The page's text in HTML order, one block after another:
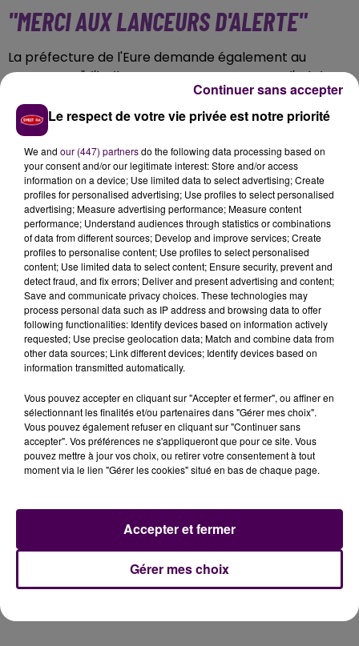
"MERCI AUX LANCEURS D'ALERTE"
La préfecture de l'Eure demande également au
restaurant"d'indiquer aux consommateurs l'origine
"les allergènes à déclaration
obligatoire"présents dans les plats."Les faits
reprochés aux exploitants sont
éloquents et majeurs pour conduire à une telle
décision"réagit sur sa page Facebookle maire de la
commune Jérôme Pasco."Merci aux services de
l’État d’avoir agi avant qu’un drame ne survienne.
Merci aux lanceurs d’alerte(ils se reconnaitront).
Désormais, cette sordide page doit se tourner et ce
lieu revivre comme le souhaite les propriétaires"
poursuit l'élu.
Le respect de votre vie privée est notre priorité
We and our (447) partnersdo the following data processing based on
your consent and/or our legitimate interest: Store and/or access
information on a device; Use limited data to select advertising; Create
profiles for personalised advertising; Use profiles to select personalised
advertising; Measure advertising performance; Measure content
performance; Understand audiences through statistics or combinations
of data from different sources; Develop and improve services; Create
profiles to personalise content; Use profiles to select personalised
content; Use limited data to select content; Ensure security, prevent and
detect fraud, and fix errors; Deliver and present advertising and content;
Save and communicate privacy choices. These technologies may
process personal data such as IP address and browsing data to offer
following functionalities: Identify devices based on information actively
requested; Use precise geolocation data; Match and combine data from
other data sources; Link different devices; Identify devices based on
information transmitted automatically.
Vous pouvez accepter en cliquant sur "Accepter et fermer", ou affiner en
sélectionnant les finalités et/ou partenaires dans "Gérer mes choix".
Vous pouvez également refuser en cliquant sur "Continuer sans
accepter". Vos préférences ne s'appliqueront que pour ce site. Vous
pouvez mettre à jour vos choix, ou retirer votre consentement à tout
moment via le lien "Gérer les cookies" situé en bas de chaque page.
Gérer mes choix
Accepter et fermer
Continuer sans accepter